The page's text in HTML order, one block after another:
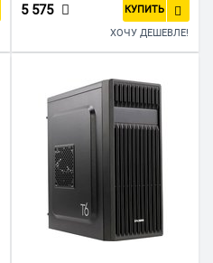
5 575 КУПИТЬ
ХОЧУ ДЕШЕВЛЕ!